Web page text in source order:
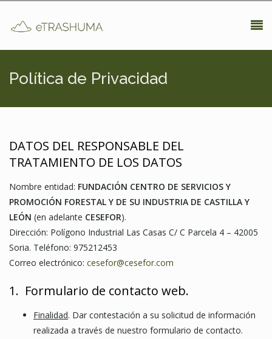
Política de Privacidad
DATOS DEL RESPONSABLE DEL
TRATAMIENTO DE LOS DATOS
Nombre entidad: FUNDACIÓN CENTRO DE SERVICIOS Y
PROMOCIÓN FORESTAL Y DE SU INDUSTRIA DE CASTILLA Y
LEÓN (en adelante CESEFOR).
Dirección: Polígono Industrial Las Casas C/ C Parcela 4 – 42005
Soria. Teléfono: 975212453
Correo electrónico: cesefor@cesefor.com
1. Formulario de contacto web.
Finalidad. Dar contestación a su solicitud de información
realizada a través de nuestro formulario de contacto.